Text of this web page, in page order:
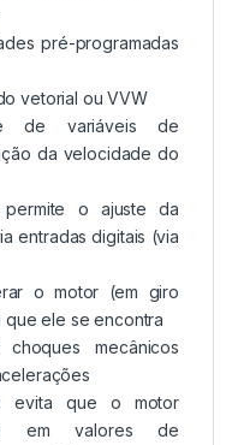
pré-programadas
vetorial ou VVW
de variáveis de
da velocidade do
permite o ajuste da
entradas digitais (via
o motor (em giro
ele se encontra
mecânicos
evita que o motor
em valores de